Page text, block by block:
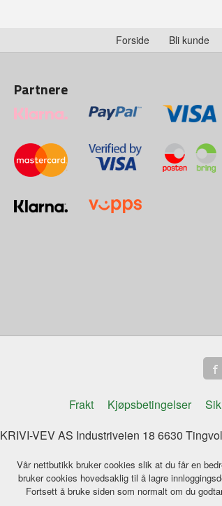
Forside Bli kunde
Partnere
Frakt Kjøpsbetingelser
KRIVI-VEV AS Industriveien 18 6630
Vår nettbutikk bruker cookies slik at du får en
bruker cookies hovedsaklig til å lagre
Fortsett å bruke siden som normalt om du